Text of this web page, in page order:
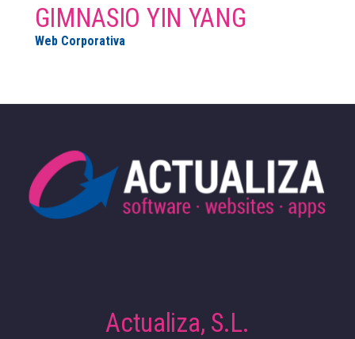
GIMNASIO YIN YANG
Web Corporativa
Actualiza, S.L.